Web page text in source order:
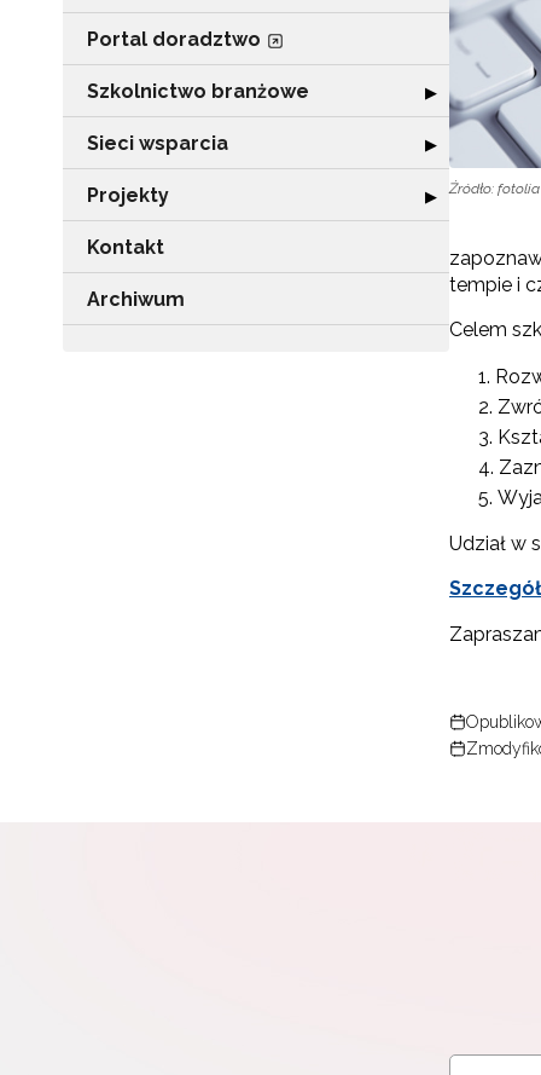
Portal doradztwo
Szkolnictwo branżowe Rozwiń sekcję
▶
Sieci wsparcia Rozwiń sekcję
▶
Projekty Rozwiń sekcję
▶
Kontakt
Archiwum
Źródło: fotolia
tempie i
Celem
Udział w
o